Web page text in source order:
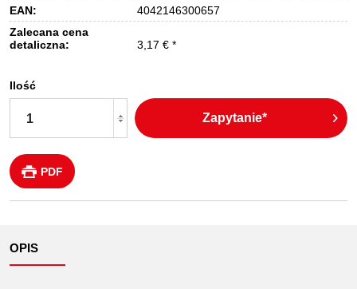
EAN:
4042146300657
Zalecana cena
detaliczna:
3,17 € *
Ilość
Zapytanie*
PDF
OPIS